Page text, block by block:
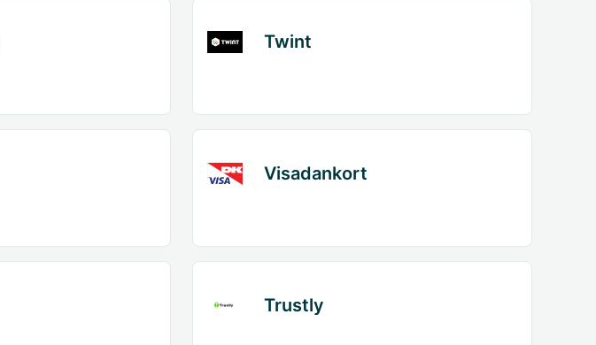
Twint
Visadankort
Trustly